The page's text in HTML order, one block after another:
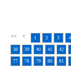
<< < 1 2 3 4
38 39 40 41 42
77 78 79 80 81